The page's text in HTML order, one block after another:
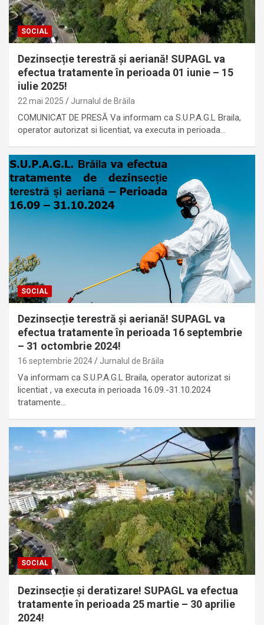
SOCIAL
Dezinsecție terestră și aeriană! SUPAGL va
efectua tratamente în perioada 01 iunie – 15
iulie 2025!
22 mai 2025 Jurnalul de Brăila
COMUNICAT DE PRESĂ Va informam ca S.U.P.A.G.L Braila,
operator autorizat si licentiat, va executa in perioada…
SOCIAL
Dezinsecție terestră și aeriană! SUPAGL va
efectua tratamente în perioada 16 septembrie
– 31 octombrie 2024!
16 septembrie 2024 Jurnalul de Brăila
Va informam ca S.U.P.A.G.L Braila, operator autorizat si
licentiat , va executa in perioada 16.09.-31.10.2024
tratamente…
SOCIAL
Dezinsecție și deratizare! SUPAGL va efectua
tratamente în perioada 25 martie – 30 aprilie
2024!